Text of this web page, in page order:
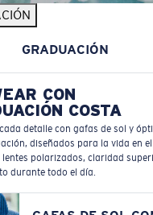
GRADUACIÓN
CON
COSTA
detalle con gafas de sol y
diseñados para la vida en el
polarizados, claridad
durante todo el día.